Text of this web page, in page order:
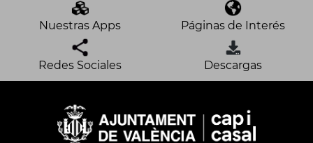
Nuestras Apps Páginas de Interés
Redes Sociales Descargas